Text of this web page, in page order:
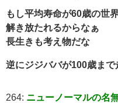
もし平均寿命が60歳の世
解き放たれるからなぁ
長生きも考え物だな
逆にジジババが100歳ま
264: ニューノーマルの名